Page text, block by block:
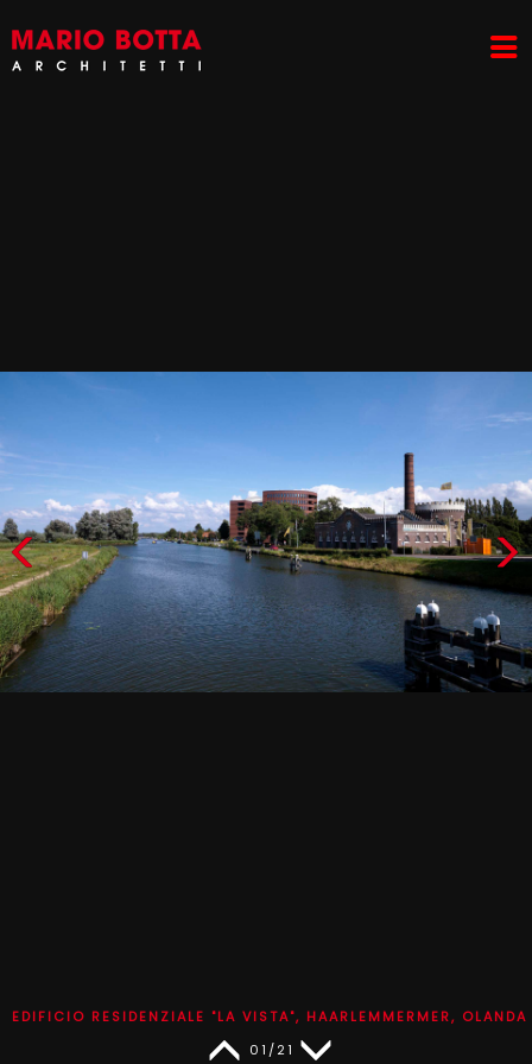
EDIFICIO RESIDENZIALE "LA VISTA", HAARLEMMERMER, OLANDA
01/21